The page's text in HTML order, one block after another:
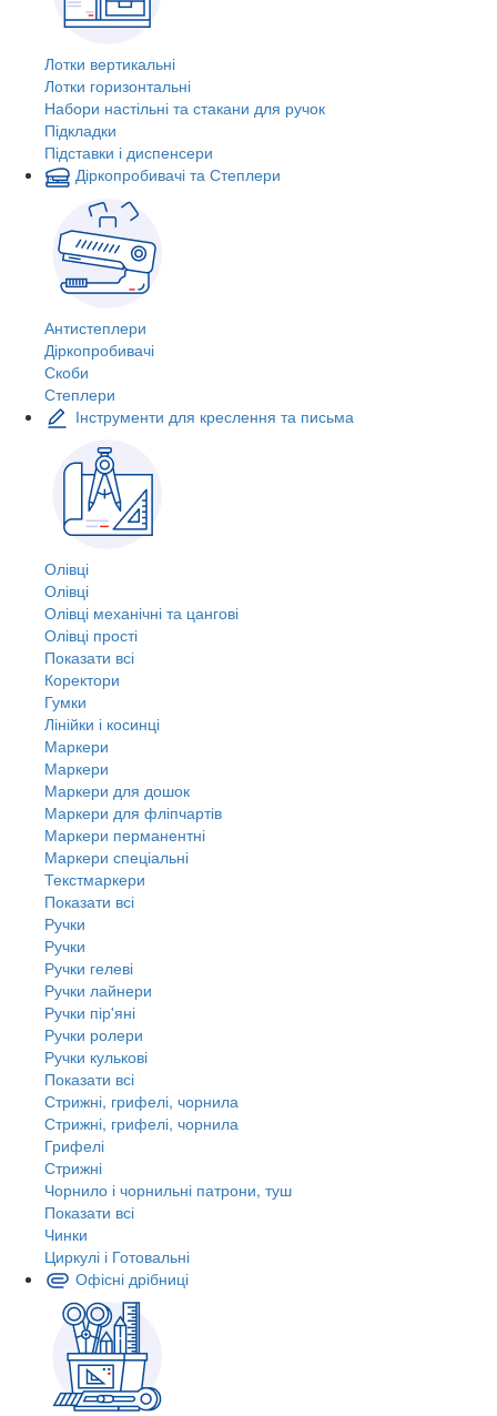
Лотки вертикальні
Лотки горизонтальні
Набори настільні та стакани для ручок
Підкладки
Підставки і диспенсери
Діркопробивачі та Степлери
Антистеплери
Діркопробивачі
Скоби
Степлери
Інструменти для креслення та письма
Олівці
Олівці
Олівці механічні та цангові
Олівці прості
Показати всі
Коректори
Гумки
Лінійки і косинці
Маркери
Маркери
Маркери для дошок
Маркери для фліпчартів
Маркери перманентні
Маркери спеціальні
Текстмаркери
Показати всі
Ручки
Ручки
Ручки гелеві
Ручки лайнери
Ручки пір'яні
Ручки ролери
Ручки кулькові
Показати всі
Стрижні, грифелі, чорнила
Стрижні, грифелі, чорнила
Грифелі
Стрижні
Чорнило і чорнильні патрони, туш
Показати всі
Чинки
Циркулі і Готовальні
Офісні дрібниці